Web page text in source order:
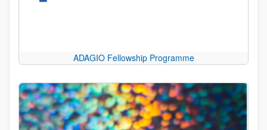
ADAGIO Fellowship Programme